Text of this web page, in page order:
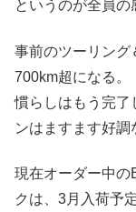
というのが全員の
事前のツーリング
700km超になる。
慣らしはもう完了
ンはますます好調
現在オーダー中の
クは、3月入荷予定